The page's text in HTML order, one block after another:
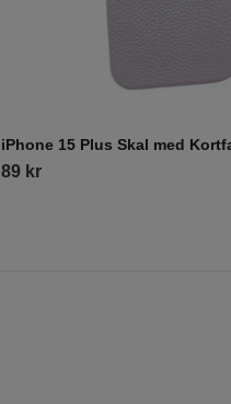
iPhone 15 Plus Skal med
89 kr